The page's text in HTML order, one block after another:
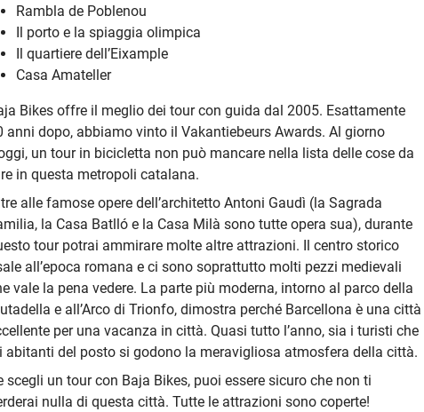
Rambla de Poblenou
Il porto e la spiaggia olimpica
Il quartiere dell’Eixample
Casa Amateller
Bikes offre il meglio dei tour con guida dal 2005. Esattamente
anni dopo, abbiamo vinto il Vakantiebeurs Awards. Al giorno
un tour in bicicletta non può mancare nella lista delle cose da
in questa metropoli catalana.
alle famose opere dell’architetto Antoni Gaudì (la Sagrada
la Casa Batlló e la Casa Milà sono tutte opera sua), durante
tour potrai ammirare molte altre attrazioni. Il centro storico
all’epoca romana e ci sono soprattutto molti pezzi medievali
vale la pena vedere. La parte più moderna, intorno al parco della
e all’Arco di Trionfo, dimostra perché Barcellona è una città
per una vacanza in città. Quasi tutto l’anno, sia i turisti che
abitanti del posto si godono la meravigliosa atmosfera della città.
scegli un tour con Baja Bikes, puoi essere sicuro che non ti
nulla di questa città. Tutte le attrazioni sono coperte!